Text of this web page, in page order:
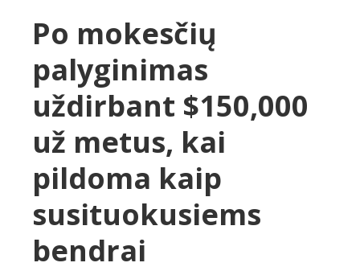
Po mokesčių
palyginimas
uždirbant $150,000
už metus, kai
pildoma kaip
susituokusiems
bendrai